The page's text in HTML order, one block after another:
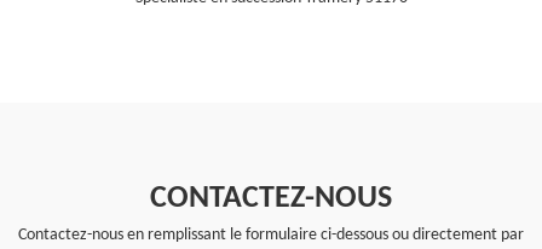
CONTACTEZ-NOUS
Contactez-nous en remplissant le formulaire ci-dessous ou directement par